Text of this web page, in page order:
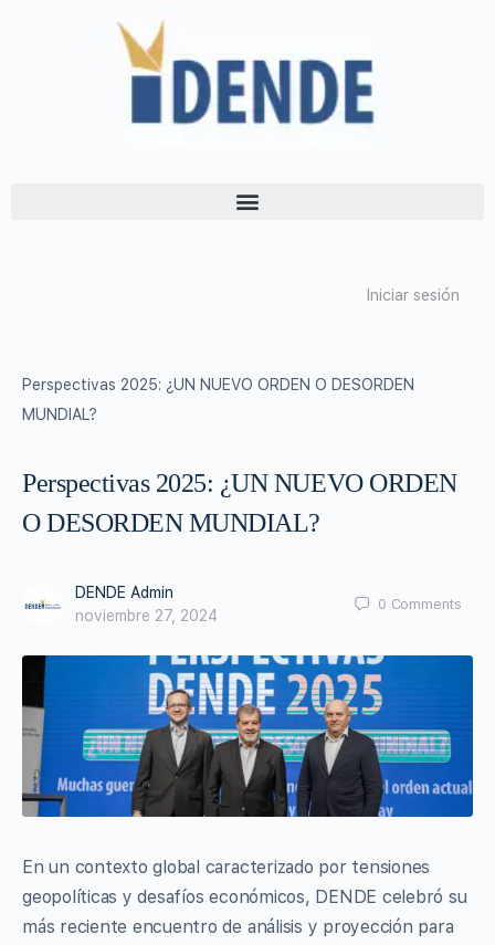
Iniciar sesión
Perspectivas 2025: ¿UN NUEVO ORDEN O DESORDEN
MUNDIAL?
Perspectivas 2025: ¿UN NUEVO ORDEN
O DESORDEN MUNDIAL?
DENDE Admin
noviembre 27, 2024
0 Comments
En un contexto global caracterizado por tensiones
geopolíticas y desafíos económicos, DENDE celebró su
más reciente encuentro de análisis y proyección para